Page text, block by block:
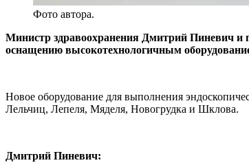
Фото автора.
Министр здравоохранения Дмитрий Пиневич и
оснащению высокотехнологичным
Новое оборудование для выполнения
Лельчиц, Лепеля, Мяделя, Новогрудка и Шклова.
Дмитрий Пиневич: